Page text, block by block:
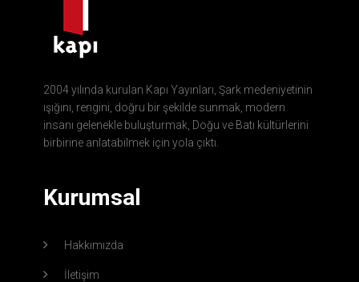
2004 yılında kurulan Kapı Yayınları, Şark medeniyetinin
ışığını, rengini, doğru bir şekilde sunmak, modern
insanı gelenekle buluşturmak, Doğu ve Batı kültürlerini
birbirine anlatabilmek için yola çıktı.
Kurumsal
Hakkımızda
İletişim